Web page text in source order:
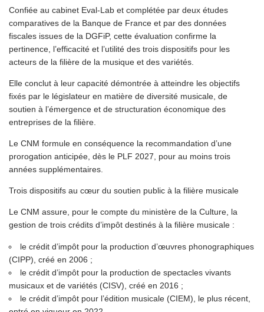
Confiée au cabinet Eval-Lab et complétée par deux études
comparatives de la Banque de France et par des données
fiscales issues de la DGFiP, cette évaluation confirme la
pertinence, l’efficacité et l’utilité des trois dispositifs pour les
acteurs de la filière de la musique et des variétés.
Elle conclut à leur capacité démontrée à atteindre les objectifs
fixés par le législateur en matière de diversité musicale, de
soutien à l’émergence et de structuration économique des
entreprises de la filière.
Le CNM formule en conséquence la recommandation d’une
prorogation anticipée, dès le PLF 2027, pour au moins trois
années supplémentaires.
Trois dispositifs au cœur du soutien public à la filière musicale
Le CNM assure, pour le compte du ministère de la Culture, la
gestion de trois crédits d’impôt destinés à la filière musicale :
le crédit d’impôt pour la production d’œuvres phonographiques
(CIPP), créé en 2006 ;
le crédit d’impôt pour la production de spectacles vivants
musicaux et de variétés (CISV), créé en 2016 ;
le crédit d’impôt pour l’édition musicale (CIEM), le plus récent,